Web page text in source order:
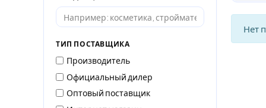
ТИП ПОСТАВЩИКА
Производитель
Официальный дилер
Оптовый поставщик
Нет